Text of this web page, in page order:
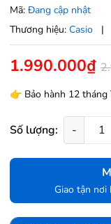
Mã: Đang cập nhật
Thương hiệu: Casio |
1.990.000₫
👉 Bảo hành 12 tháng
Số lượng: -
Giao tận nơi